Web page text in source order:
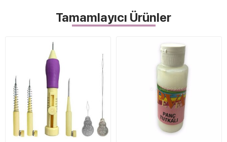
Tamamlayıcı Ürünler